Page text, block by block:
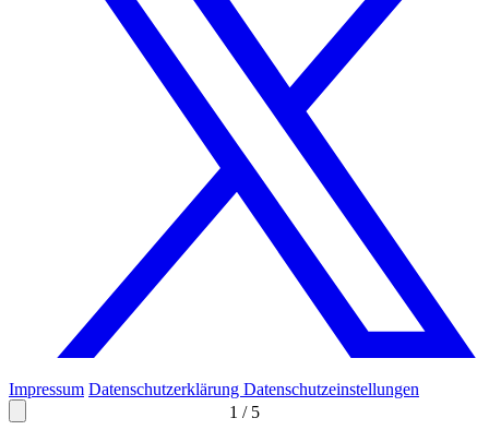
1 / 5
Impressum Datenschutzerklärung Datenschutzeinstellungen